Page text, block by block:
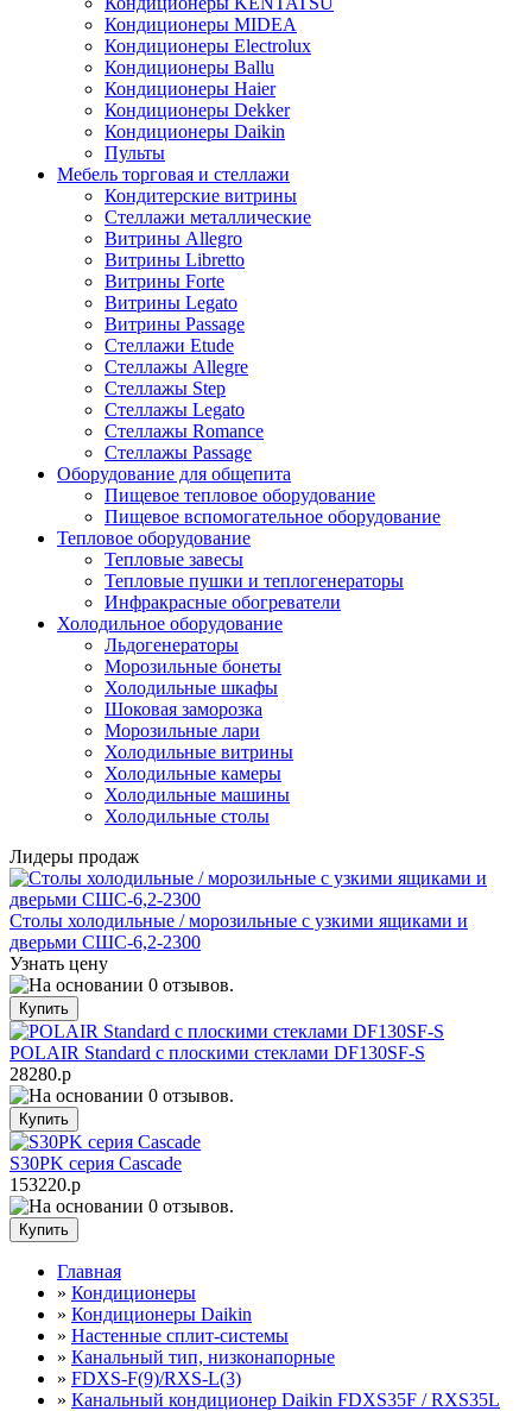
Кондиционеры MIDEA
Кондиционеры Electrolux
Кондиционеры Ballu
Кондиционеры Haier
Кондиционеры Dekker
Кондиционеры Daikin
Пульты
Мебель торговая и стеллажи
Кондитерские витрины
Стеллажи металлические
Витрины Allegro
Витрины Libretto
Витрины Forte
Витрины Legato
Витрины Passage
Стеллажи Etude
Стеллажы Allegre
Стеллажы Step
Стеллажы Legato
Стеллажы Romance
Стеллажы Passage
Оборудование для общепита
Пищевое тепловое оборудование
Пищевое вспомогательное оборудование
Тепловое оборудование
Тепловые завесы
Тепловые пушки и теплогенераторы
Инфракрасные обогреватели
Холодильное оборудование
Льдогенераторы
Морозильные бонеты
Холодильные шкафы
Шоковая заморозка
Морозильные лари
Холодильные витрины
Холодильные камеры
Холодильные машины
Холодильные столы
Лидеры продаж
Столы холодильные / морозильные с узкими ящиками и
дверьми СШС-6,2-2300
Узнать цену
POLAIR Standard с плоскими стеклами DF130SF-S
28280.р
S30PK серия Cascade
153220.р
Главная
» Кондиционеры
» Кондиционеры Daikin
» Настенные сплит-системы
» Канальный тип, низконапорные
» FDXS-F(9)/RXS-L(3)
» Канальный кондиционер Daikin FDXS35F / RXS35L